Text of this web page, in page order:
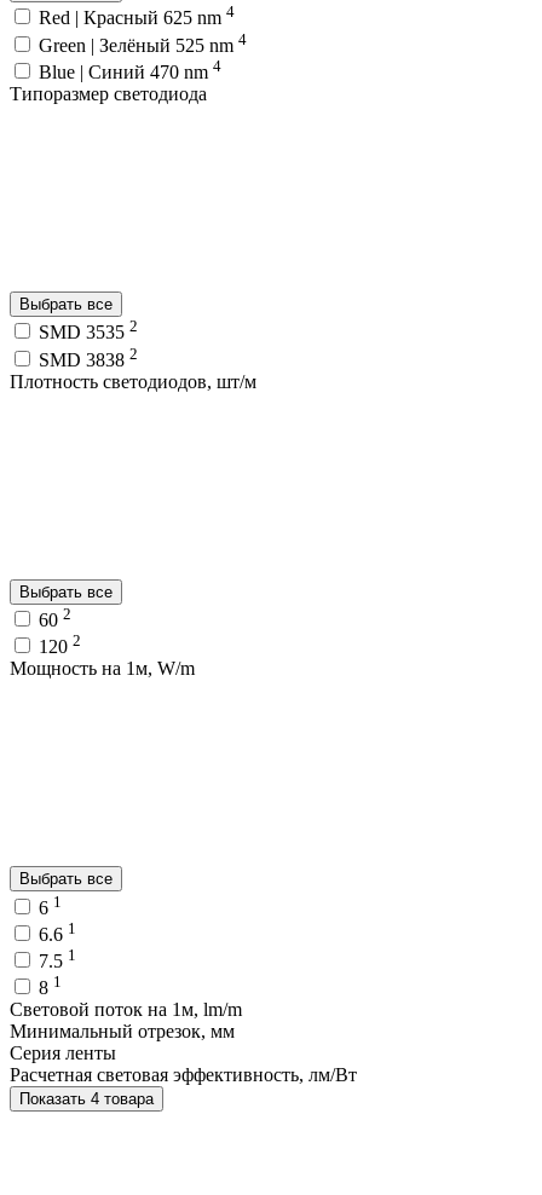
Red | Красный 625 nm 4
Green | Зелёный 525 nm 4
Blue | Синий 470 nm 4
Типоразмер светодиода
Выбрать все
SMD 3535 2
SMD 3838 2
Плотность светодиодов, шт/м
Выбрать все
60 2
120 2
Мощность на 1м, W/m
Выбрать все
6 1
6.6 1
7.5 1
8 1
Световой поток на 1м, lm/m
Минимальный отрезок, мм
Серия ленты
Расчетная световая эффективность, лм/Вт
Показать 4 товара